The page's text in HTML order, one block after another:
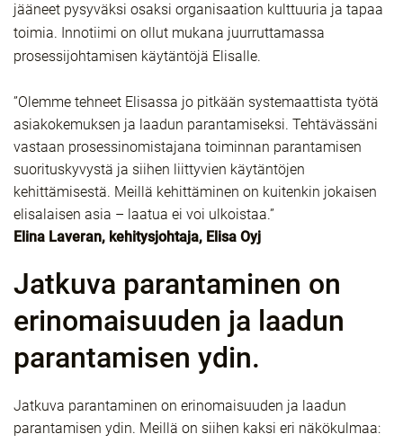
jääneet pysyväksi osaksi organisaation kulttuuria ja tapaa
toimia. Innotiimi on ollut mukana juurruttamassa
prosessijohtamisen käytäntöjä Elisalle.
”Olemme tehneet Elisassa jo pitkään systemaattista työtä
asiakokemuksen ja laadun parantamiseksi. Tehtävässäni
vastaan prosessinomistajana toiminnan parantamisen
suorituskyvystä ja siihen liittyvien käytäntöjen
kehittämisestä. Meillä kehittäminen on kuitenkin jokaisen
elisalaisen asia – laatua ei voi ulkoistaa.”
Elina Laveran, kehitysjohtaja, Elisa Oyj
Jatkuva parantaminen on
erinomaisuuden ja laadun
parantamisen ydin.
Jatkuva parantaminen on erinomaisuuden ja laadun
parantamisen ydin. Meillä on siihen kaksi eri näkökulmaa: